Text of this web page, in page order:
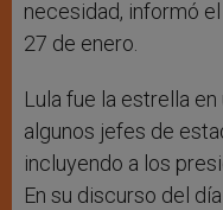
necesidad, informó
27 de enero.
Lula fue la estrella
algunos jefes de
incluyendo a los
En su discurso del